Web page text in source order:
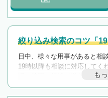
絞り込み検索のコツ「
日中、様々な用事があると相
19時以降も相談に対応してく
遅い時間の相談が増えそうな
んで検索してみましょう。
も